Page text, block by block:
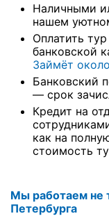
Наличными
нашем
Оплатить
банковской
Займёт
Банковский
— срок
Кредит на
как на
стоимость
Мы работаем не
Петербурга